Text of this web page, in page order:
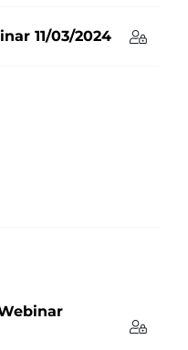
11/03/2024